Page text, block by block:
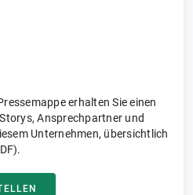
erhalten Sie einen
Ansprechpartner und
Unternehmen, übersichtlich